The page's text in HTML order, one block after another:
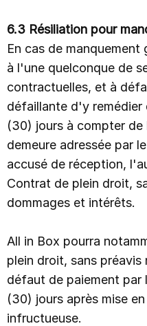
6.3 Résiliation pour
En cas de
à l'une quelconque de
contractuelles, et à
défaillante d'y remédier
(30) jours à compter
demeure adressée par
accusé de réception,
Contrat de plein droit,
dommages et intérêts.
All in Box pourra
plein droit, sans préavis
défaut de paiement
(30) jours après mise
infructueuse.